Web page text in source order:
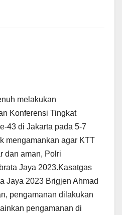
melakukan
Konferensi Tingkat
43 di Jakarta pada 5-7
mengamankan agar KTT
dan aman, Polri
Jaya 2023.Kasatgas
Jaya 2023 Brigjen Ahmad
pengamanan dilakukan
pengamanan di